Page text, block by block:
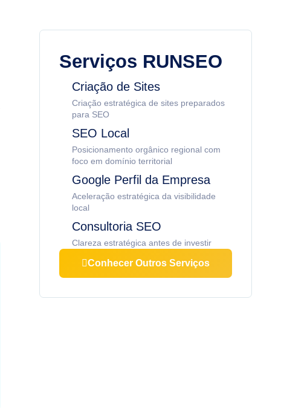
Serviços RUNSEO
Criação de Sites
Criação estratégica de sites preparados
para SEO
SEO Local
Posicionamento orgânico regional com
foco em domínio territorial
Google Perfil da Empresa
Aceleração estratégica da visibilidade
local
Consultoria SEO
Clareza estratégica antes de investir
Conhecer Outros Serviços